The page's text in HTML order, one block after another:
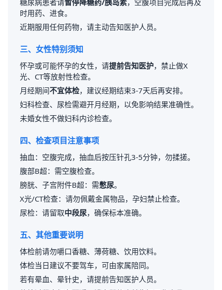
糖尿病患者请暂停降糖药/胰岛素，空腹项目完成后再及
时用药、进食。
近期服用任何药物，请主动告知医护人员。
三、女性特别须知
怀孕或可能怀孕的女性，请提前告知医护，禁止做X
光、CT等放射性检查。
月经期间不宜体检，建议经期结束3-7天后再安排。
妇科检查、尿检需避开月经期，以免影响结果准确性。
未婚女性不做妇科内诊检查。
四、检查项目注意事项
抽血：空腹完成，抽血后按压针孔3-5分钟，勿揉搓。
腹部B超：需空腹检查。
膀胱、子宫附件B超：需憋尿。
X光/CT检查：请勿佩戴金属物品，孕妇禁止检查。
尿检：请留取中段尿，确保标本准确。
五、其他重要说明
体检前请勿嚼口香糖、薄荷糖、饮用饮料。
体检当日建议不要驾车，可由家属陪同。
若有晕血、晕针史，请提前告知医护人员。